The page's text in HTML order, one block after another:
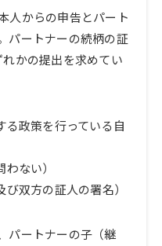
人からの申告とパート
パートナーの続柄の証
かの提出を求めてい
る政策を行っている自
ない）
双方の証人の署名）
パートナーの子（継